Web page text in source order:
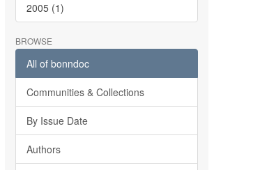
2005 (1)
BROWSE
All of bonndoc
Communities & Collections
By Issue Date
Authors